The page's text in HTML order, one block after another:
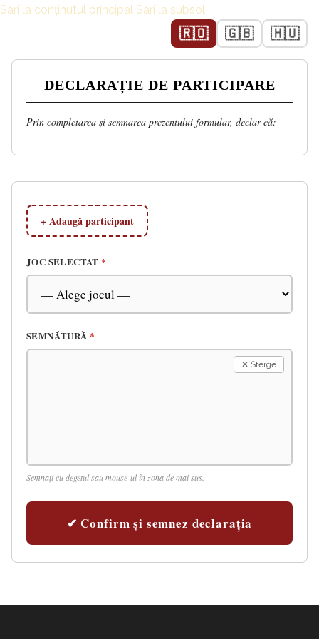
Sari la conținutul principal Sari la subsol
🇷🇴 🇬🇧 🇭🇺
DECLARAȚIE DE PARTICIPARE
Prin completarea și semnarea prezentului formular, declar că:
+ Adaugă participant
JOC SELECTAT*
SEMNĂTURĂ *
✕ Șterge
Semnați cu degetul sau mouse-ul în zona de mai sus.
✔ Confirm și semnez declarația